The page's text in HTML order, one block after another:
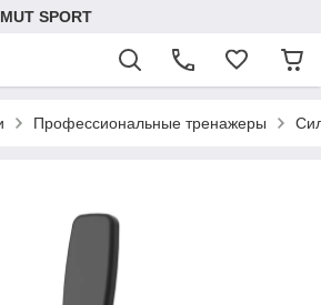
SPORT
Профессиональные тренажеры